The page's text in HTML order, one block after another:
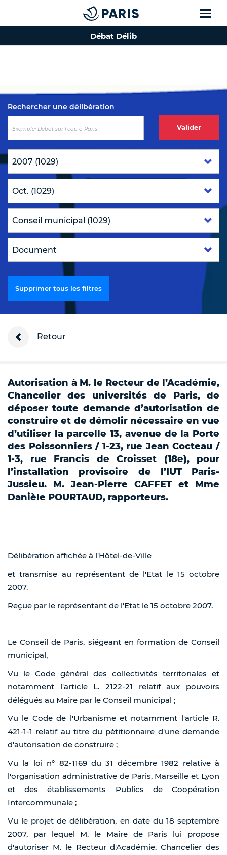
Top of the page
Débat Délib
Rechercher une délibération
Valider
Supprimer tous les filtres
Retour
Autorisation à M. le Recteur de l’Académie,
Chancelier des universités de Paris, de
déposer toute demande d’autorisation de
construire et de démolir nécessaire en vue
d’utiliser la parcelle 13, avenue de la Porte
des Poissonniers / 1-23, rue Jean Cocteau /
1-3, rue Francis de Croisset (18e), pour
l’installation provisoire de l’IUT Paris-
Jussieu. M. Jean-Pierre CAFFET et Mme
Danièle POURTAUD, rapporteurs.
Délibération affichée à l'Hôtel-de-Ville
et transmise au représentant de l'Etat le 15 octobre
2007.
Reçue par le représentant de l'Etat le 15 octobre 2007.
Le Conseil de Paris, siégeant en formation de Conseil
municipal,
Vu le Code général des collectivités territoriales et
notamment l'article L. 2122-21 relatif aux pouvoirs
délégués au Maire par le Conseil municipal ;
Vu le Code de l'Urbanisme et notamment l'article R.
421-1-1 relatif au titre du pétitionnaire d'une demande
d'autorisation de construire ;
Vu la loi n° 82-1169 du 31 décembre 1982 relative à
l'organisation administrative de Paris, Marseille et Lyon
et des établissements Publics de Coopération
Intercommunale ;
Vu le projet de délibération, en date du 18 septembre
2007, par lequel M. le Maire de Paris lui propose
d'autoriser M. le Recteur d'Académie, Chancelier des